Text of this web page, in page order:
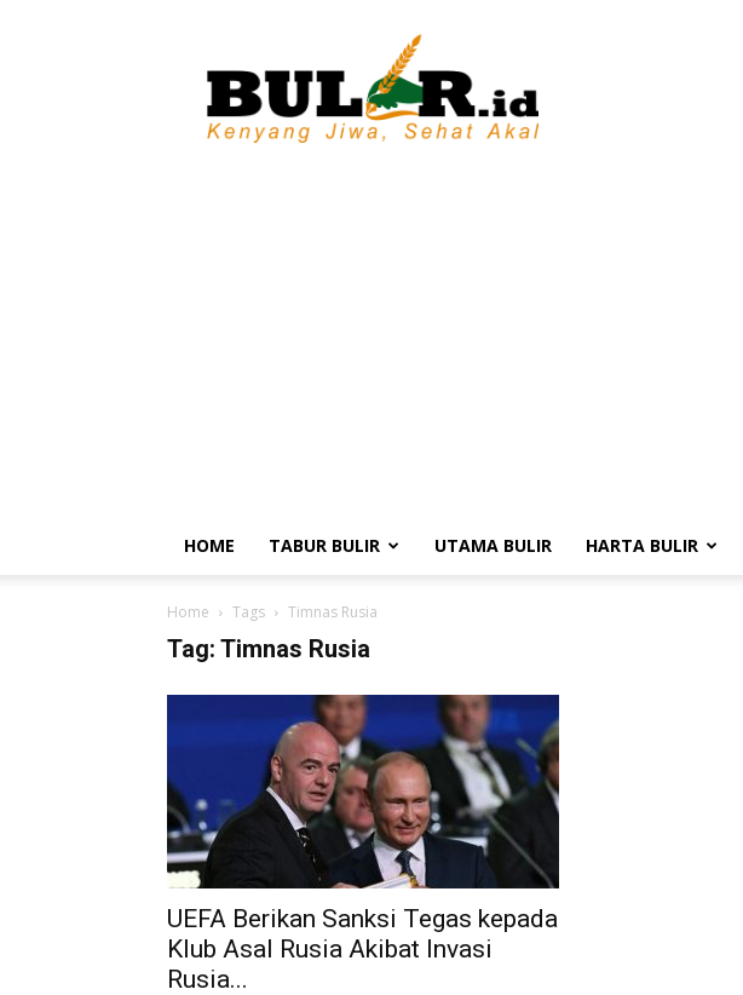
BULIR.ID
Kenyang
Jiwa,
Sehat
HOME TABUR BULIR UTAMA BULIR HARTA BULIR
Home Tags Timnas Rusia
Tag: Timnas Rusia
UEFA Berikan Sanksi Tegas kepada
Klub Asal Rusia Akibat Invasi
Rusia...